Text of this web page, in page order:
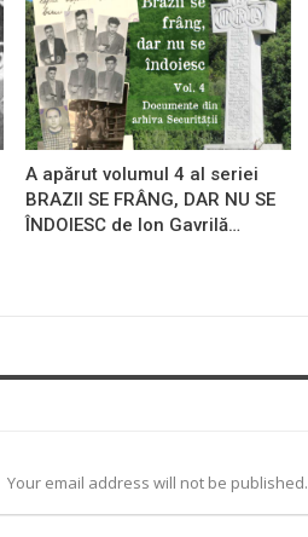
A apărut volumul 4 al seriei
BRAZII SE FRÂNG, DAR NU SE
ÎNDOIESC de Ion Gavrilă…
Your email address will not be published.